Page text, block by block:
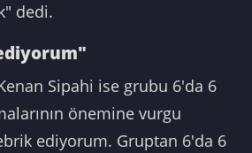
dedi.
Sipahi ise grubu 6'da 6
önemine vurgu
ediyorum. Gruptan 6'da 6